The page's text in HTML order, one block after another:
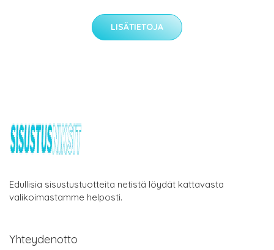
LISÄTIETOJA
Edullisia sisustustuotteita netistä löydät kattavasta
valikoimastamme helposti.
Yhteydenotto